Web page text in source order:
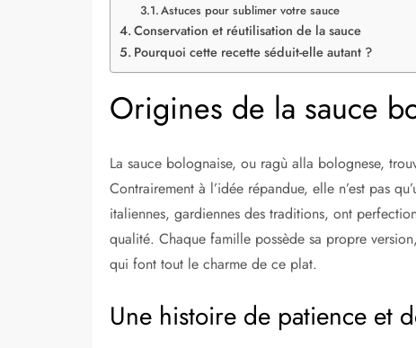
Astuces pour sublimer votre sauce
Conservation et réutilisation de la sauce
Pourquoi cette recette séduit-elle autant ?
Origines de la sauce
La sauce bolognaise, ou ragù alla bolognese,
Contrairement à l’idée répandue, elle n’est pas
italiennes, gardiennes des traditions, ont
qualité. Chaque famille possède sa propre
qui font tout le charme de ce plat.
Une histoire de patience et